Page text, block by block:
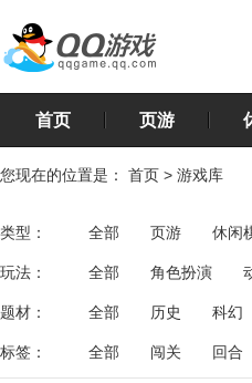
首页 页游
您现在的位置是： 首页 > 游戏库
类型： 全部 页游 休闲
玩法： 全部 角色扮演
飞行
恋爱 第三
题材： 全部 历史 科幻
标签： 全部 闯关 回合